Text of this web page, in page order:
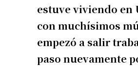
estuve viviendo en
con muchísimos
empezó a salir
paso nuevamente